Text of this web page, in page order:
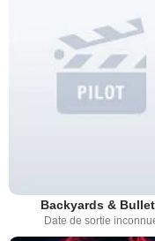
Backyards &
Date de sortie